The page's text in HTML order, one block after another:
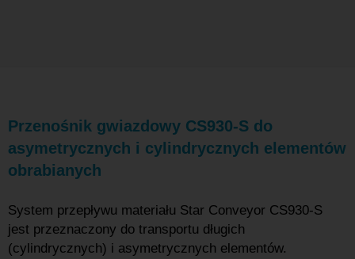
Przenośnik gwiazdowy CS930-S do
asymetrycznych i cylindrycznych elementów
obrabianych
System przepływu materiału Star Conveyor CS930-S
jest przeznaczony do transportu długich
(cylindrycznych) i asymetrycznych elementów.